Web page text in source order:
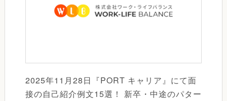
2025年11月28日『PORT キャリア』にて面
接の自己紹介例文15選！ 新卒・中途のパター